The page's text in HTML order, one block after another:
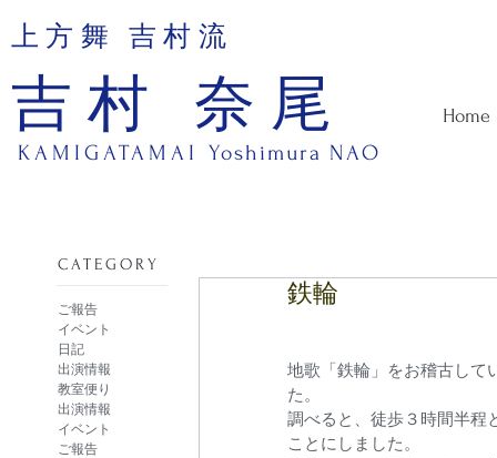
上方舞 吉村流
吉村 奈尾 Home
KAMIGATAMAI Yoshimura NAO
​CATEGORY
ご報告
イベント
日記
出演情報
教室便り
出演情報
イベント
ご報告
鉄輪
地歌「鉄輪」をお稽古して
た。
調べると、徒歩３時間半程
ことにしました。